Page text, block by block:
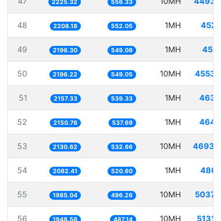
2225.32 556.33
48 2208.18 552.05 1MH
49 2196.30 549.08 1MH
50 2196.22 549.05 10MH
51 2157.33 539.33 1MH
52 2150.76 537.69 1MH
53 2130.62 532.66 10MH
54 2082.41 520.60 1MH
55 1985.04 496.26 10MH
56 1948.56 487.14 10MH